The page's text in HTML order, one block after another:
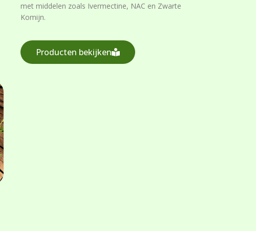
met middelen zoals Ivermectine, NAC en Zwarte
Komijn.
Producten bekijken